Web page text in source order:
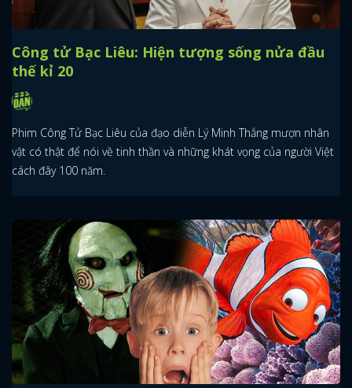
Công tử Bạc Liêu: Hiện tượng sống nửa đầu
thế kỉ 20
Phim Công Tử Bạc Liêu của đạo diễn Lý Minh Thắng mượn nhân
vật có thật để nói về tinh thần và những khát vọng của người Việt
cách đây 100 năm.